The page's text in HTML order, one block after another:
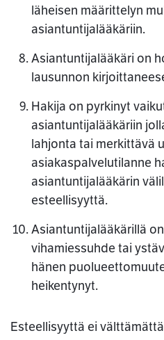
läheisen määrittelyn
asiantuntijalääkäriin.
Asiantuntijalääkäri on
lausunnon
Hakija on pyrkinyt
asiantuntijalääkäriin
lahjonta tai merkittävä
asiakaspalvelutilanne
asiantuntijalääkärin
esteellisyyttä.
Asiantuntijalääkärillä
vihamiessuhde tai
hänen
heikentynyt.
Esteellisyyttä ei